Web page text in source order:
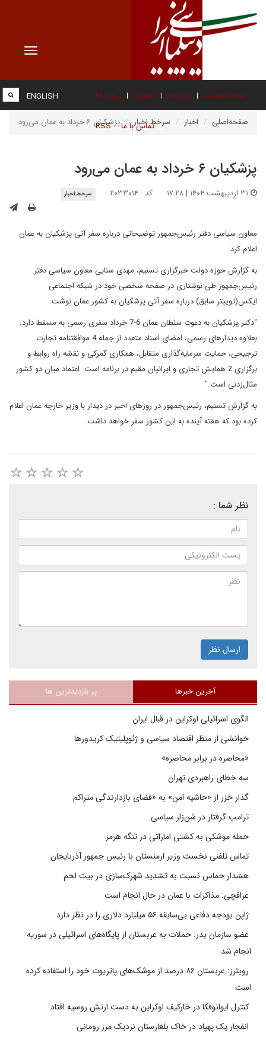
Toggle
صفحه نخست درباره ما عضویت پیوند ها
تماس با ما RSS
ENGLISH
صفحه‌اصلی اخبار سرخط اخبار پزشکیان ۶ خرداد به عمان می‌رود
پزشکیان ۶ خرداد به عمان می‌رود
کد : ۲۰۳۳۰۱۴ سرخط اخبار
معاون سیاسی دفتر رئیس‌جمهور توضیحاتی درباره سفر آتی پزشکیان به عمان
اعلام کرد.
به گزارش حوزه دولت خبرگزاری تسنیم، مهدی سنایی معاون سیاسی دفتر
رئیس‌جمهور طی نوشتاری در صفحه شخصی خود در شبکه اجتماعی
ایکس(توییتر سابق) درباره سفر آتی پزشکیان به کشور عمان نوشت:
"دکتر پزشکیان به دعوت سلطان عمان 6-7 خرداد سفری رسمی به مسقط دارد.
بعلاوه دیدارهای رسمی، امضای اسناد متعدد از جمله 4 موافقتنامه تجارت
ترجیحی، حمایت سرمایه‌گذاری متقابل، همکاری گمرکی و نقشه راه روابط و
برگزاری 2 همایش تجاری و ایرانیان مقیم در برنامه است. اعتماد میان دو کشور
مثال‌زدنی است."
به گزارش تسنیم، رئیس‌جمهور در روزهای اخیر در دیدار با وزیر خارجه عمان اعلام
کرده بود که هفته آینده به این کشور سفر خواهد داشت.
نظر شما :
ارسال نظر
آخرین خبرها پر بازدیدترین ها
الگوی اسرائیلی اوکراین در قبال ایران
خوانشی از منظر اقتصاد سیاسی و ژئوپلیتیک کریدورها
«محاصره در برابر محاصره»
سه خطای راهبردی تهران
گذار خزر از «حاشیه امن» به «فضای بازدارندگی متراکم
ترامپ گرفتار در شن‌زار سیاسی
حمله موشکی به کشتی اماراتی در تنگه هرمز
تماس تلفنی نخست وزیر ارمنستان با رئیس جمهور آذربایجان
هشدار حماس نسبت به تشدید شهرک‌سازی در بیت‌ لحم
عراقچی: مذاکرات با عمان در حال انجام است
ژاپن بودجه دفاعی بی‌سابقه ۵۶ میلیارد دلاری را در نظر دارد
عضو سازمان بدر: حملات به عربستان از پایگاه‌های اسرائیلی در سوریه
انجام شد
رویترز: عربستان ۸۶ درصد از موشک‌های پاتریوت خود را استفاده کرده
است
کنترل ایوانوفکا در خارکیف اوکراین به دست ارتش روسیه افتاد
انفجار یک پهپاد در خاک بلغارستان نزدیک مرز رومانی